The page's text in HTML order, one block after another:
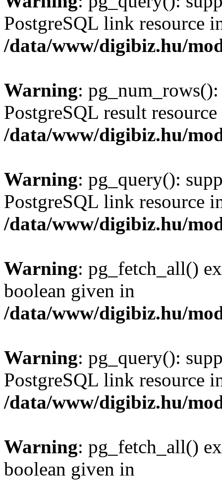
PostgreSQL link resource
/data/www/digibiz.hu/
Warning:
PostgreSQL result
/data/www/digibiz.hu/
Warning: pg_query():
PostgreSQL link resource
/data/www/digibiz.hu/
Warning: pg_fetch_all()
boolean given in
/data/www/digibiz.hu/
Warning: pg_query():
PostgreSQL link resource
/data/www/digibiz.hu/
Warning: pg_fetch_all()
boolean given in